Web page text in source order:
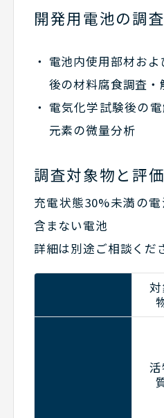
開発用電池の調査
電池内使用部材お
後の材料腐食調査・
電気化学試験後の
元素の微量分析
調査対象物と評
充電状態30%未満の
含まない電池
詳細は別途ご相談くだ